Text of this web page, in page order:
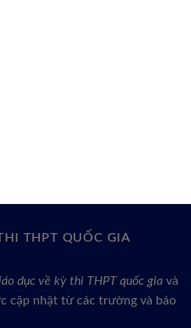
THPT QUỐC GIA
dục về kỳ thi THPT quốc gia và
cập nhật từ các trường và báo